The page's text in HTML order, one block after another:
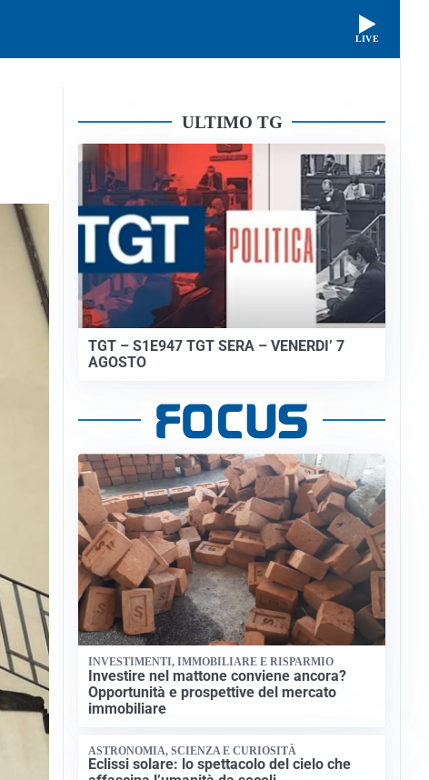
LIVE
ULTIMO TG
TGT – S1E947 TGT SERA – VENERDI’ 7
AGOSTO
INVESTIMENTI, IMMOBILIARE E RISPARMIO
Investire nel mattone conviene ancora?
Opportunità e prospettive del mercato
immobiliare
ASTRONOMIA, SCIENZA E CURIOSITÀ
Eclissi solare: lo spettacolo del cielo che